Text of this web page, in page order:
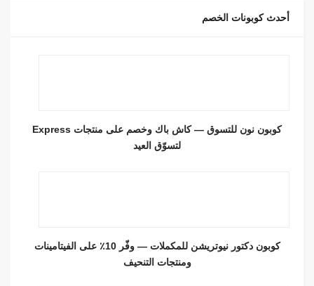
أحدث كوبونات الخصم
كوبون نون للتسوق — كاش باك وخصم على منتجات Express
لتسوّق العيد
كوبون دكتور نيوتريشن للمكملات — وفّر 10٪ على الفيتامينات
ومنتجات التنحيف